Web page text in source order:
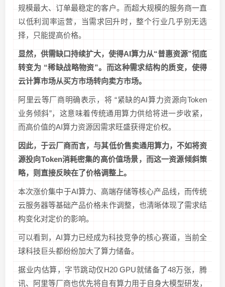
规模最大、订单最稳定的客户。而超大规模的服务商一直
以低利润率运营，当需求回升时，整个行业几乎别无选
择，只能提高价格。
显然，供需缺口持续扩大，使得AI算力从“普惠资源”彻底
转变为 “稀缺战略物资”。而这种需求结构的质变，使得
云计算市场从买方市场转向卖方市场。
阿里云等厂商明确表示，将 “紧缺的AI算力资源向Token
业务倾斜”，这意味着传统通用算力供给将进一步收紧，
而高价值的AI算力资源因需求旺盛获得定价权。
因此，于云厂商而言，与其低价售卖通用算力，不如将资
源投向Token消耗密集的高价值场景，而这一资源倾斜策
略，则直接反映在了价格调整上。
本次涨价集中于AI算力、高端存储等核心产品线，而传统
云服务器等基础产品价格未作调整，也清晰体现了需求结
构变化对定价的影响。
可以看到，AI算力已经成为科技竞争的核心赛道，当前全
球科技巨头都纷纷加大了算力储备。
据业内估算，字节跳动仅H20 GPU就储备了48万张，腾
讯、阿里等厂商也优先将自有算力用于自身大模型研发，